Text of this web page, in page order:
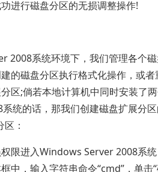
进行磁盘分区的无损调整操作!
系统环境下，我们管理各个磁
的磁盘分区执行格式化操作，或
区;倘若本地计算机中同时安装了
统的话，那我们创建磁盘扩展分
：
进入Windows Server 2008系统
中，输入字符串命令“cmd”，单